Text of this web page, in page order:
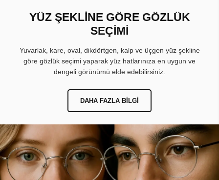
YÜZ ŞEKLİNE GÖRE GÖZLÜK
SEÇİMİ
Yuvarlak, kare, oval, dikdörtgen, kalp ve üçgen yüz şekline
göre gözlük seçimi yaparak yüz hatlarınıza en uygun ve
dengeli görünümü elde edebilirsiniz.
DAHA FAZLA BILGI